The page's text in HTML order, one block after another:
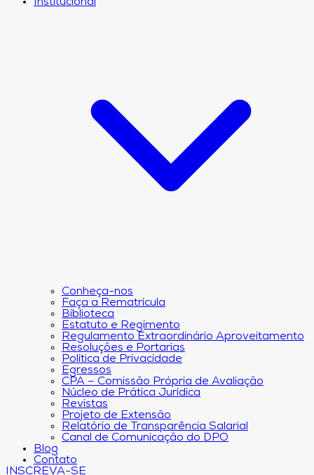
Conheça-nos
Faça a Rematrícula
Biblioteca
Estatuto e Regimento
Regulamento Extraordinário Aproveitamento
Resoluções e Portarias
Política de Privacidade
Egressos
CPA – Comissão Própria de Avaliação
Núcleo de Prática Jurídica
Revistas
Projeto de Extensão
Relatório de Transparência Salarial
Canal de Comunicação do DPO
Blog
Contato
INSCREVA-SE